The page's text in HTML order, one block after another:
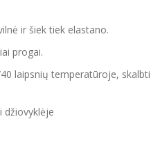
ir šiek tiek elastano.
progai.
laipsnių temperatūroje,
džiovyklėje